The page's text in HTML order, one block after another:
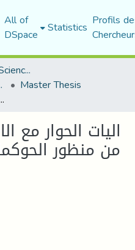
All of
DSpace Statistics Profils
Faculty of Economic Sciences, Commerce and Management Sciences
sciences Master Thesis
اليات الحوار مع الاطراف ذات
اليات الحوار مع
من منظور